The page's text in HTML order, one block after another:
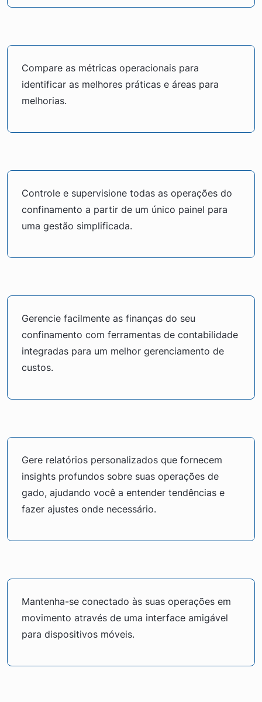
Compare as métricas operacionais para
identificar as melhores práticas e áreas para
melhorias.
Controle e supervisione todas as operações do
confinamento a partir de um único painel para
uma gestão simplificada.
Gerencie facilmente as finanças do seu
confinamento com ferramentas de contabilidade
integradas para um melhor gerenciamento de
custos.
Gere relatórios personalizados que fornecem
insights profundos sobre suas operações de
gado, ajudando você a entender tendências e
fazer ajustes onde necessário.
Mantenha-se conectado às suas operações em
movimento através de uma interface amigável
para dispositivos móveis.